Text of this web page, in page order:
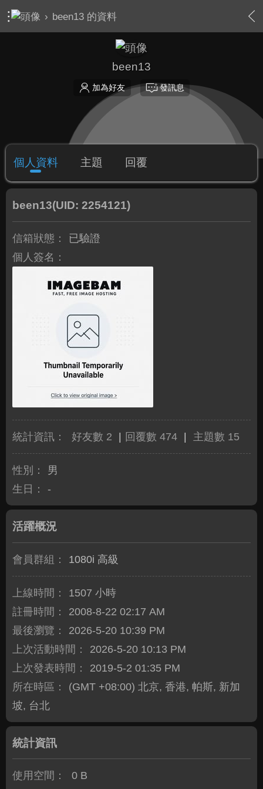
› been13 的資料
been13
加為好友 發訊息
個人資料 主題 回覆
been13(UID: 2254121)
信箱狀態：
已驗證
個人簽名：
統計資訊： 好友數 2 回覆數 474 主題數 15
性別：
男
生日：
-
活躍概況
會員群組： 1080i 高級
上線時間：
1507 小時
註冊時間：
2008-8-22 02:17 AM
最後瀏覽：
2026-5-20 10:39 PM
上次活動時間：
2026-5-20 10:13 PM
上次發表時間：
2019-5-2 01:35 PM
所在時區：
(GMT +08:00) 北京, 香港, 帕斯, 新加
坡, 台北
統計資訊
使用空間：
0 B